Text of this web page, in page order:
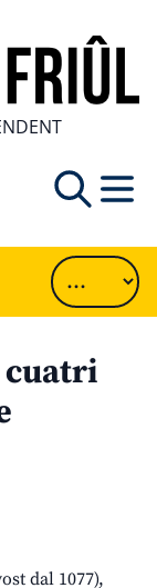
cuatri
dal 1077),